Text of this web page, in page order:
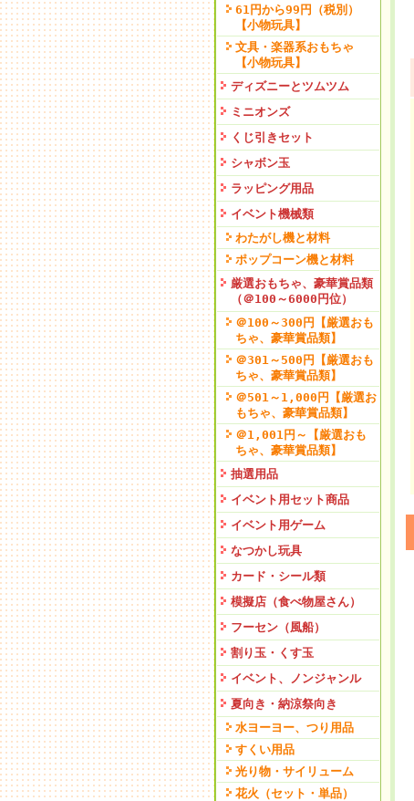
61円から99円（税別）
【小物玩具】
文具・楽器系おもちゃ
【小物玩具】
ディズニーとツムツム
ミニオンズ
くじ引きセット
シャボン玉
ラッピング用品
イベント機械類
わたがし機と材料
ポップコーン機と材料
厳選おもちゃ、豪華賞品類
（＠100～6000円位）
＠100～300円【厳選おも
ちゃ、豪華賞品類】
＠301～500円【厳選おも
ちゃ、豪華賞品類】
＠501～1,000円【厳選お
もちゃ、豪華賞品類】
＠1,001円～【厳選おも
ちゃ、豪華賞品類】
抽選用品
イベント用セット商品
イベント用ゲーム
なつかし玩具
カード・シール類
模擬店（食べ物屋さん）
フーセン（風船）
割り玉・くす玉
イベント、ノンジャンル
夏向き・納涼祭向き
水ヨーヨー、つり用品
すくい用品
光り物・サイリューム
花火（セット・単品）